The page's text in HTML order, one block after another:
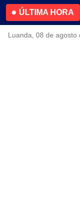
ÚLTIMA HORA
4.2%
Luanda, 08 de agosto